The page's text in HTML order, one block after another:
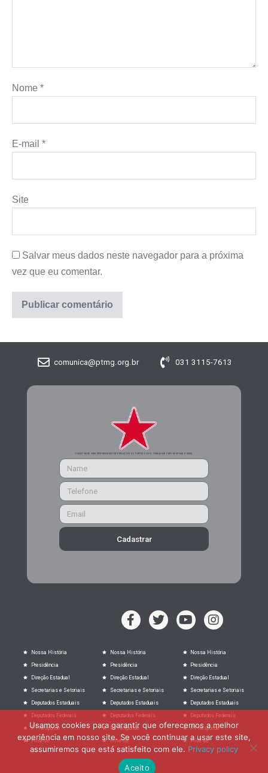
Nome *
E-mail *
Site
Salvar meus dados neste navegador para a próxima
vez que eu comentar.
comunica@ptmg.org.br 031 3115-7613
CADASTRE-SE PARA RECEBER MAIS INFORMAÇÕES DO PARTIDO DOS TRABALHADORES DE MINAS GERAIS
Cadastrar
Nossa História
Presidência
Direção Estadual
Secretarias e Setoriais
Deputados Estaduais
Deputados Federais
PT Responde
Filie-se
Nossa História
Presidência
Direção Estadual
Secretarias e Setoriais
Deputados Estaduais
Deputados Federais
PT Responde
Filie-se
Nossa História
Presidência
Direção Estadual
Secretarias e Setoriais
Deputados Estaduais
Deputados Federais
PT Responde
Filie-se
Usamos cookies para garantir que oferecemos a melhor
experiência em nosso site. Se você continuar a usar este site,
assumiremos que está satisfeito com ele. Privacy policy
Aceito